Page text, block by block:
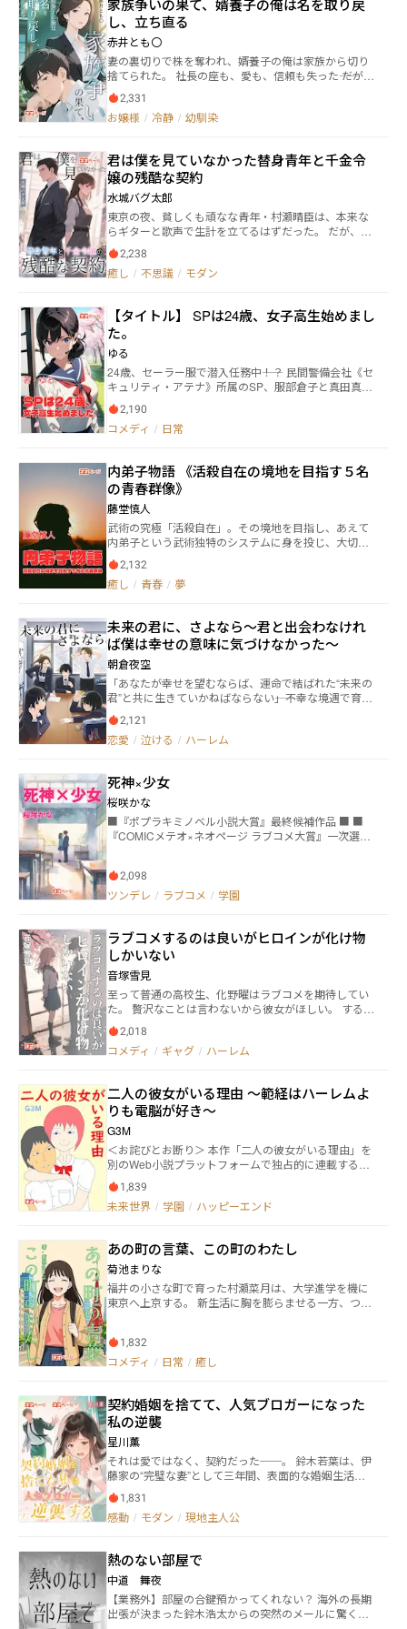
作品は以前通り掲載しております。どうか今後ともよ
ろしくお願いいたします。 G3M ある夏の日、沙耶と伽
耶の兄、勝則が家出した。兄が残した日記には、家に
も高校にも居場所がなかったことが理由だと書かれて
いた。しばらくして勝則は警察に保護された。警察署
で事情聴取を受け、両親から説教され、くたくたにな
って勝則は家に帰ってきた。 沙耶と伽耶は勝則を心配
して待っていた。二人は帰宅した兄の面倒を見ると両
親に申し出たのだが、厳格な父親は勝則を全寮制の学
と双子の妹に助けられる社会不適合者タイプの高校生
の話】 ＜登場人物＞ 勝則・・・・・主人公、高校生
伽耶・・・・・勝則の妹、沙耶の双子の姉、中学生 沙
耶・・・・・勝則の妹、伽耶の双子の妹、中学生 麻
衣・・・・・勝則の姉、高校生 達也・・・・・勝則の
父 真知子・・・・勝則の母
家族争いの果て、婿養子の俺は名を取り戻
し、立ち直る
赤井とも〇
妻の裏切りで株を奪われ、婿養子の俺は家族から切り
捨てられた。 社長の座も、愛も、信頼も失った―― だがそ
れで終わる俺じゃない。 証拠を握り、資金を動かし、
裏切り者どもを叩き潰す逆襲が始まる！ 偽りの愛情
も、家族の欲望も、すべて盤上で清算してやる。 俺は
俺は苗字を取り戻し、立ち直る』――爽快なる復讐劇、こ
こに開幕！
2,331
お嬢様 / 冷静 / 幼馴染
君は僕を見ていなかった――替身青年と千金令
嬢の残酷な契約
水城バグ太郎
東京の夜、貧しくも頑なな青年・村瀬晴臣は、本来な
らギターと歌声で生計を立てるはずだった。 だが、彼
が豪門令嬢・白川綾音の「白月光」――神谷淳一に瓜二つ
であったことから、強引に「替身の恋人」として囲わ
れてしまう。 三年間、彼は豪華な生活を送りながらも
っかけに、彼はついに枷から逃れ、自分の音楽と自由
を取り戻そうと決意する。 沖縄の海風の中で、彼は優
しく誠実な音楽教師・藤原笑美と出会う。 彼女だけ
が、本当の意味で「彼自身」を見てくれる存在だっ
た。 けれど、旧き愛と執念に囚われた綾音は、壊れか
けた心を抱えながらも彼を追い続ける。 豪門の陰謀、
隠された素顔、愛と占有、自由と依存―― 晴臣は痛みと温
もりの狭間で選ばなければならない。 操られる替身と
して戻るのか、それとも平凡で真実の愛を抱きしめる
2,238
癒し / 不思議 / モダン
【タイトル】 SPは24歳、女子高生始めまし
た。
ゆる
24歳、セーラー服で潜入任務中――！？ 民間警備会社《セ
キュリティ・アテナ》所属のSP、服部倉子と真田真
子。 次なる任務は、名門お嬢様学校に通う令嬢・久遠
澪のボディガード。 だがその方法がまさかの「同級生
として潜入して護衛せよ」という無茶ぶりで―― 「無理が
ギリ、羞恥心マシマシで贈る、 ちょっと過酷で、かな
り笑える“女子高生SP”潜入コメディ！
2,190
コメディ / 日常
内弟子物語 《活殺自在の境地を目指す５名
の青春群像》
藤堂慎人
武術の究極「活殺自在」。その境地を目指し、あえて
内弟子という武術独特のシステムに身を投じ、大切な
青春の時間を空手とその対極にある癒しの修行に励む
５名の若者の日常を描く。両極を知ることから高いレ
ベルに達することを師からの教えを通じ、成長してい
殊な世界ゆえに深い内容にまで入り込むことができ、
一般的に知られている武術・空手とは異なった側面が
垣間見られる作品になっている。
2,132
癒し / 青春 / 夢
未来の君に、さよなら～君と出会わなけれ
ば僕は幸せの意味に気づけなかった～
朝倉夜空
「あなたが幸せを望むならば、運命で結ばれた“未来の
君”と共に生きていかねばならない――」不幸な境遇で育っ
たことにより、人一倍将来の幸せを夢見ている高校
生・神沢悠介はある夜占い師にそう告げられる。 はじ
めは半信半疑な悠介だったが、その“未来の君”とは、
方、悠介と強い絆で結ばれていると確信している学園
のアイドル的存在・柏木晴香や、中学時代の命の恩
人・月島涼の接近により、悠介の「未来の君探し」は
混迷をきわめていく。 三人の少女にはそれぞれ、卒業
後の未来を変えるために闘う理由があり、そして悠介
立ち向かっていくなかで、悠介は自らの出生の秘密
や“未来の君”という言葉の本当の意味を知ることとな
る。 彼らは高校三年間でやがて来る未来を塗り変えら
誰なのだろうか？ 悠介が選ぶのは、果たしてどの未来
か。
2,121
恋愛 / 泣ける / ハーレム
死神×少女
桜咲かな
■『ポプラキミノベル小説大賞』最終候補作品 ■ ■
『COMICメテオ×ネオページ ラブコメ大賞』一次選考
矢の住むマンションの隣に、『死神グリア』と名乗る
少年が引っ越して来た。 その直後、亜矢は事故で命を
力』を注ぎ込まなければ、命を持続できない体になっ
てしまった。 しかも、その方法が『口移し』。 少女は
抵抗しながらも、毎日、死神と口移し（キス）しなけ
ればならない。
2,098
ツンデレ / ラブコメ / 学園
ラブコメするのは良いがヒロインが化け物
しかいない
音塚雪見
至って普通の高校生、化野曜はラブコメを期待してい
た。 贅沢なことは言わないから彼女がほしい。 すると
美少女と名高い草壁菜々花の隣の席になった！ 周り
から散弾銃のように向けられる嫉妬の目。波乱万丈の
物語が始まると思ったら――……。 「え、かかわらないで
腹に増え続ける「化け物」みたいなヒロイン達。増え
続ける嫉妬の目。減り続けるＳＡＮ値。 曜は普通のラ
ブコメを送ることができるのだろうか。彼は今日も祈
り続ける。 ………………だが、多分無理である。無
情。
2,018
コメディ / ギャグ / ハーレム
二人の彼女がいる理由 ～範経はハーレムよ
りも電脳が好き～
G3M
＜お詫びとお断り＞ 本作「二人の彼女がいる理由」を
別のWeb小説プラットフォームで独占的に連載するこ
とにいたしました。そのため、ネオページでの掲載を
取り下げさせていただきました。ご不便をおかけして
申し訳ありません。また、これまでのご愛読に心から
4%BA%8C%E4%BA%BA%E3%81%AE%E5%BD%B
C%E5%A5%B3%E3%81%8C%E3%81%84%E3%8
2%8B%E7%90%86%E7%94%B1_31001196082 他
の作品は以前通り掲載しております。どうか今後とも
よろしくお願いいたします。 G3M 塚原範経は内気で人
の人工知能の開発者である。文化祭の準備のためにド
ローン搭載型光学迷彩機能付きのカメラを高校に持ち
込んだせいで、校内の盗撮事件の嫌疑をかけられてし
が、意図を知った由紀と祥子の二人の彼女に拉致され
てしまい……。 二人の彼女を持つ高校生、塚原範経の
学園ハーレムものブラコン要素とドロドロドラマあり
のラブコメファンタジー、ここに開幕！ ＜主な登場人
物＞ 塚原範経・・・・・高校生、本編の主人公 唐崎由
紀・・・・・範経のクラスメイト、範経の彼女 唐崎裕
子・・・・・由紀の母親 唐崎隆行・・・・・由紀の父
親 椿祥子・・・・・・範経のクラスメイト、範経の彼
女 椿真理子・・・・・祥子の母親 滝川玲子・・・・・
範経のクラスメイト、学級委員 遠藤猛・・・・・・範
里・・・・範経の姉 塚原幸一・・・・・範経の父親 塚
原寛子・・・・・範経の母親 塚原圭・・・・・・範経
の双子の妹 塚原明・・・・・・範経の双子の妹 塚原真
由美・・・・範経の叔母 宮田恵子・・・・・範経の義
理の母親 宮田麗華・・・・・範経の義理の妹、小学生
1,839
未来世界 / 学園 / ハッピーエンド
あの町の言葉、この町のわたし
菊池まりな
福井の小さな町で育った村瀬菜月は、大学進学を機に
東京へ上京する。 新生活に胸を膨らませる一方、つい
準語を必死に練習するが、どこかぎこちなく、自分ら
しさを失っていく感覚に悩むようになる。 サークルや
になっていく。笑われることもあるけれど、それ以上
に「いいな」「なんかあったかいね」と言ってもらえ
ることが増えていった。 標準語を身につけながらも、
福井弁という「自分だけの声」を大切にすること。─
─東京で過ごす四年間の中で、菜月は仲間との出会
い、恋、失敗や涙を繰り返しながら、「あの町の言
葉」と「この町のわたし」を結ぶ自分らしい生き方を
見つけていく。
1,832
コメディ / 日常 / 癒し
契約婚姻を捨てて、人気ブロガーになった
私の逆襲
星川薰
それは愛ではなく、契約だった──。 鈴木若葉は、伊
藤家の“完璧な妻”として三年間、表面的な婚姻生活を
送ってきた。しかしその実態は冷徹な契約に過ぎず、
子どもすら持てないまま、夫・直人に縛られた傀儡の
ような存在だった。ある日、若葉は夫が同僚の星野可
─「俺なしで、お前と病気の母親はどう生きる？」絶
望の淵に立たされた若葉の心のよりどころは、誰にも
知られていない匿名ブログだった。日々の整理収納術
と、壊れかけた心情をつづったその日記が、次第に彼
女の唯一の支えとなっていく。 ある日、「断捨離」と
1,831
感動 / モダン / 現地主人公
熱のない部屋で
中道 舞夜
【業務外】部屋の合鍵預かってくれない？ 海外の長期
出張が決まった鈴木浩太からの突然のメールに驚く楠